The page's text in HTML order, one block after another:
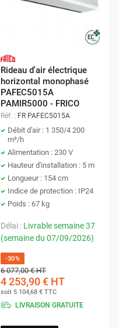
Rideau d'air électrique
horizontal monophasé
PAFEC5015A
PAMIR5000 - FRICO
Réf. : FR PAFEC5015A
Débit d'air : 1 350/4 200
m³/h
Alimentation : 230 V
Hauteur d'installation : 5 m
Longueur : 154 cm
Indice de protection : IP24
Poids : 67 kg
Délai : Livrable semaine 37
(semaine du 07/09/2026)
-30%
6 077,00 €HT
4 253,90 € HT
soit 5 104,68 € TTC
LIVRAISON GRATUITE